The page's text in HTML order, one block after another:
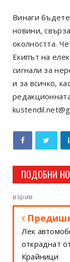
Винаги
новини,
околността.
Екипът на
сигнали за
и за всичко,
ПОДОБНИ
взрив
Лек
откраднат
Крайници